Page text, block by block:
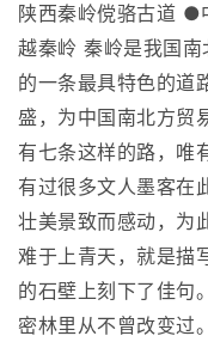
陕西秦岭傥骆古道 ●
越秦岭 秦岭是我国
的一条最具特色的道
盛，为中国南北方贸
有七条这样的路，唯
有过很多文人墨客在
壮美景致而感动，为
难于上青天，就是描
的石壁上刻下了佳句
密林里从不曾改变过